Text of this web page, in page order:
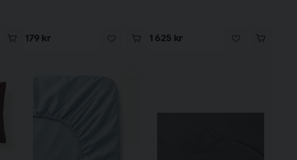
179 kr 1 625 kr